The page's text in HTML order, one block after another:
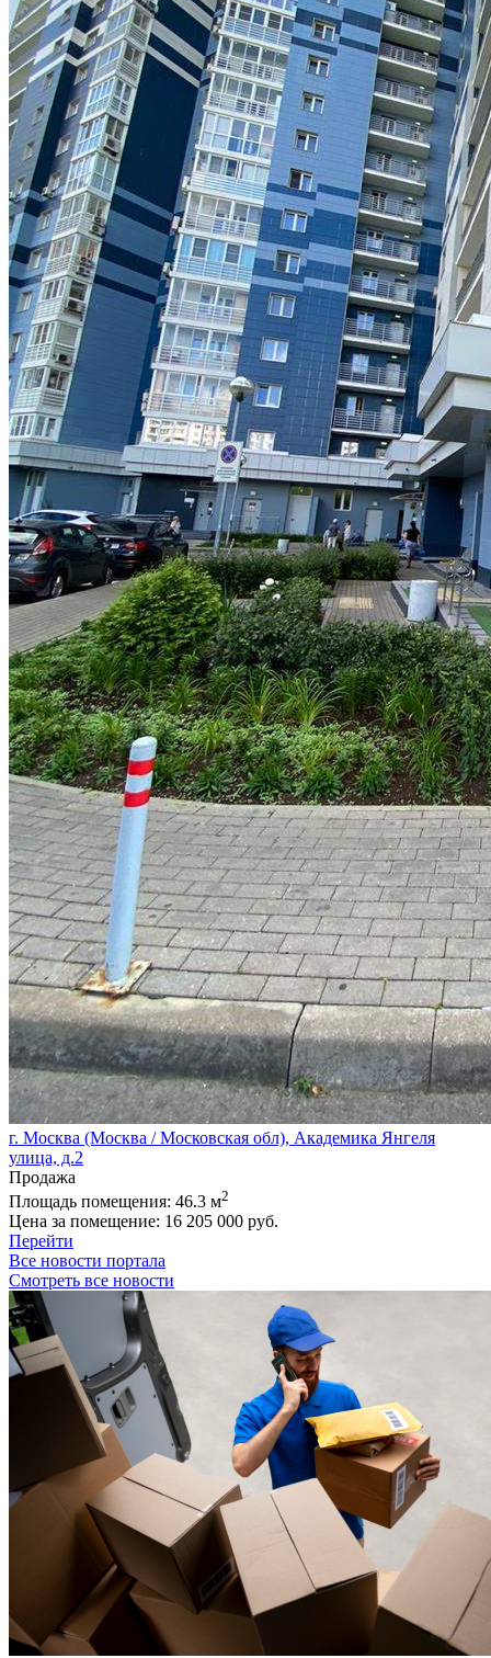
г. Москва (Москва / Московская обл), Академика Янгеля
улица, д.2
Продажа
Площадь помещения: 46.3 м2
Цена за помещение: 16 205 000 руб.
Перейти
Все новости портала
Смотреть все новости